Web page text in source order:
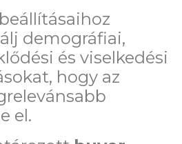
demográfiai,
és viselkedési
hogy az
el.